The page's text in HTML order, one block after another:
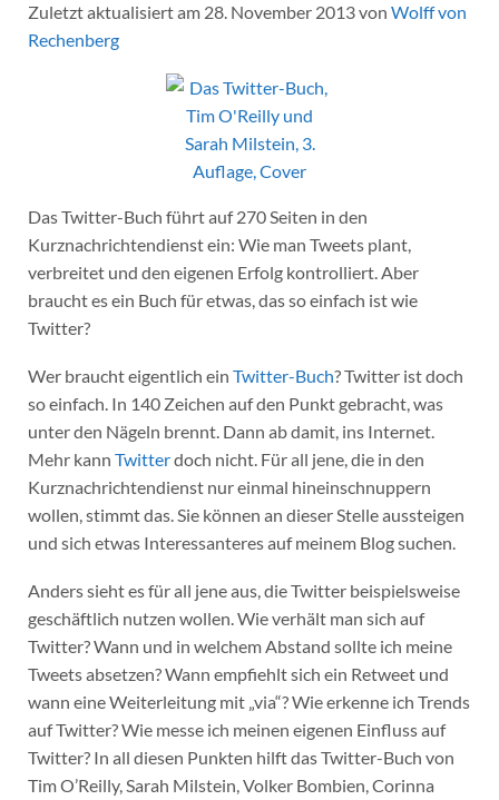
Zuletzt aktualisiert am 28. November 2013 von Wolff von
Rechenberg
Das Twitter-Buch führt auf 270 Seiten in den
Kurznachrichtendienst ein: Wie man Tweets plant,
verbreitet und den eigenen Erfolg kontrolliert. Aber
braucht es ein Buch für etwas, das so einfach ist wie
Twitter?
Wer braucht eigentlich ein Twitter-Buch? Twitter ist doch
so einfach. In 140 Zeichen auf den Punkt gebracht, was
unter den Nägeln brennt. Dann ab damit, ins Internet.
Mehr kann Twitterdoch nicht. Für all jene, die in den
Kurznachrichtendienst nur einmal hineinschnuppern
wollen, stimmt das. Sie können an dieser Stelle aussteigen
und sich etwas Interessanteres auf meinem Blog suchen.
Anders sieht es für all jene aus, die Twitter beispielsweise
geschäftlich nutzen wollen. Wie verhält man sich auf
Twitter? Wann und in welchem Abstand sollte ich meine
Tweets absetzen? Wann empfiehlt sich ein Retweet und
wann eine Weiterleitung mit „via“? Wie erkenne ich Trends
auf Twitter? Wie messe ich meinen eigenen Einfluss auf
Twitter? In all diesen Punkten hilft das Twitter-Buch von
Tim O’Reilly, Sarah Milstein, Volker Bombien, Corinna